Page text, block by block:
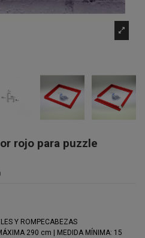
rojo para puzzle
Y ROMPECABEZAS
290 cm | MEDIDA MÍNIMA: 15